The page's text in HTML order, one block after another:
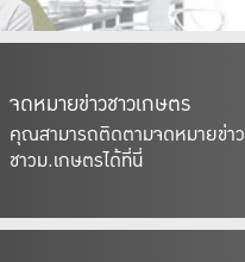
จดหมายข่าวชาวเกษตร
คุณสามารถติดตามจดหมายข่าว
ชาวม.เกษตรได้ที่นี่